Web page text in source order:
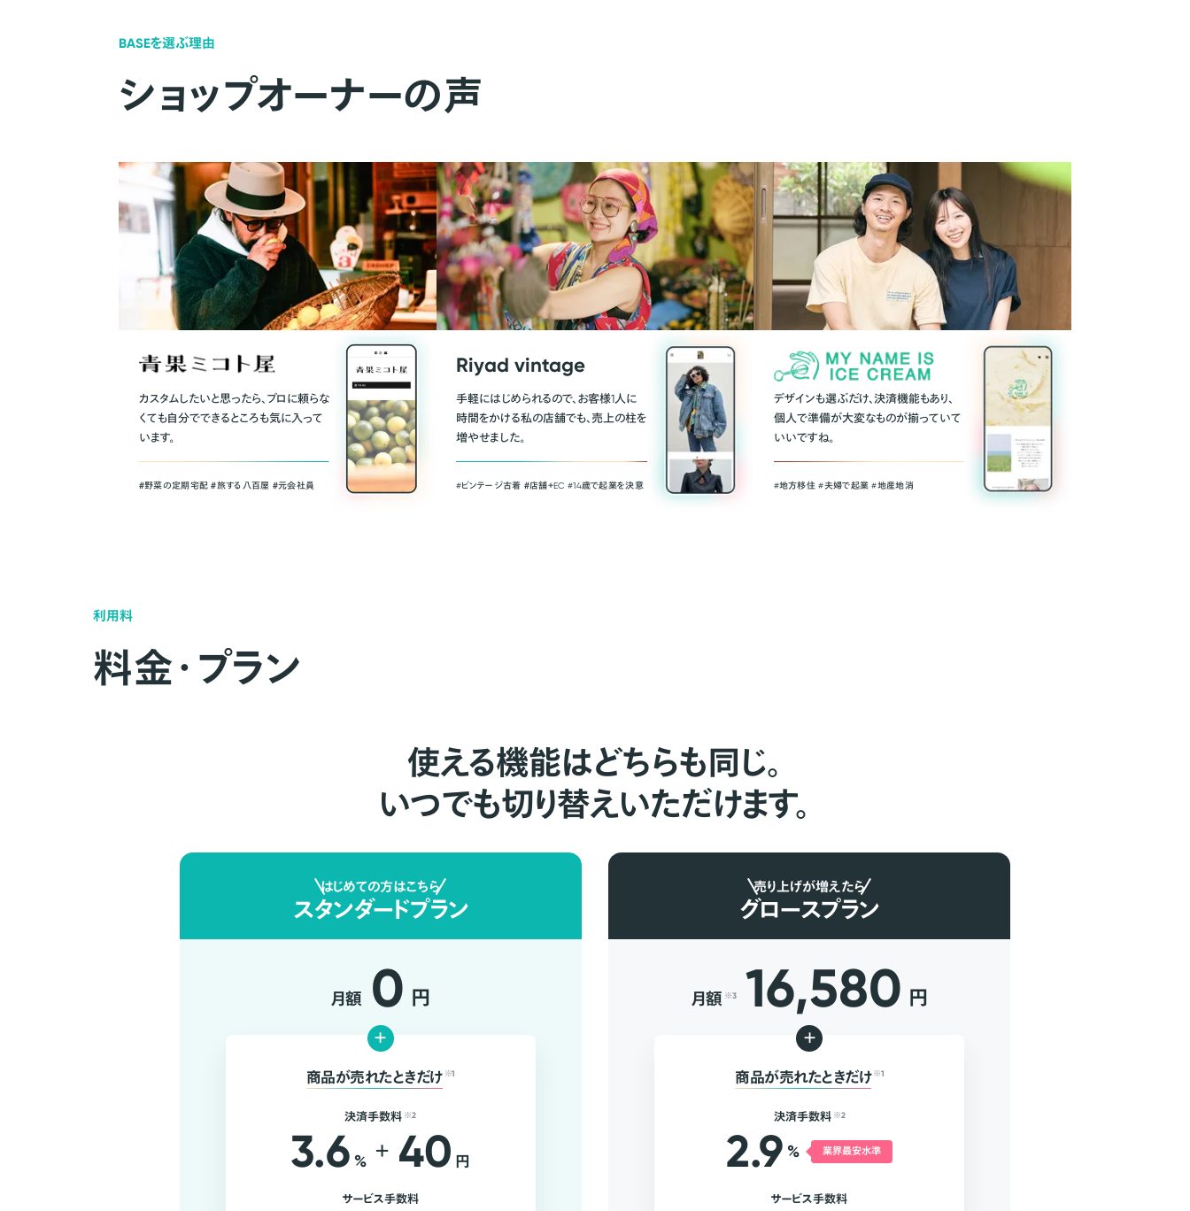
BASEを選ぶ理由
ショップオーナーの声
カスタムしたいと思ったら、プロに頼らな
くても自分でできるところも気に入って
います。
＃野菜の定期宅配 ＃旅する八百屋 ＃元会社員
Riyad vintage
手軽にはじめられるので、お客様1人に
時間をかける私の店舗でも、売上の柱を
増やせました。
#ビンテージ古着 ＃店舗＋EC #14歳で起業を決意
デザインも選ぶだけ、決済機能もあり、
個人で準備が大変なものが揃っていて
いいですね。
#地方移住 #夫婦で起業 #地産地消
利用料
料金・プラン
使える機能はどちらも同じ。
いつでも切り替えいただけます。
はじめての方はこちら
スタンダードプラン
月額 0 円
+
商品が売れたときだけ ※1
決済手数料 ※2
3.6 % + 40 円
サービス手数料
売り上げが増えたら
グロースプラン
月額 ※3 16,580 円
+
商品が売れたときだけ ※1
決済手数料 ※2
2.9 % 業界最安水準
サービス手数料